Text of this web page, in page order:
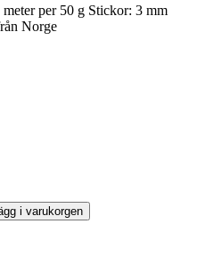
per 50 g Stickor: 3 mm
Norge
i varukorgen